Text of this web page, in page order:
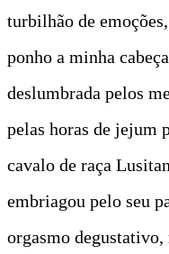
turbilhão de
ponho a minha
deslumbrada pelos
pelas horas de jejum
cavalo de raça
embriagou pelo seu
orgasmo